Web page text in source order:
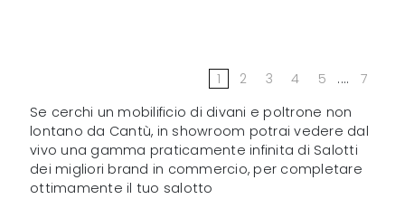
1 2 3 4 5 ....
7
Se cerchi un mobilificio di divani e poltrone non
lontano da Cantù, in showroom potrai vedere dal
vivo una gamma praticamente infinita di Salotti
dei migliori brand in commercio, per completare
ottimamente il tuo salotto